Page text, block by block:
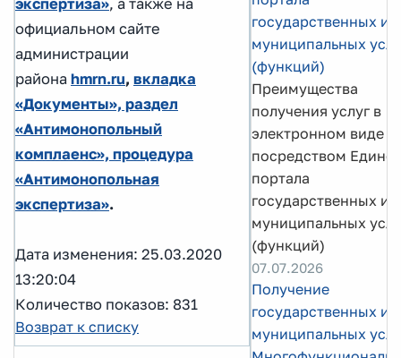
официальном сайте
администрации
района hmrn.ru, вкладка
«Документы», раздел
«Антимонопольный
комплаенс», процедура
«Антимонопольная
экспертиза».
Дата изменения: 25.03.2020
13:20:04
Количество показов: 831
Возврат к списку
государственных и
муниципальных
(функций)
Преимущества
получения услуг в
электронном виде
посредством
портала
государственных и
муниципальных
(функций)
07.07.2026
Получение
государственных и
муниципальных